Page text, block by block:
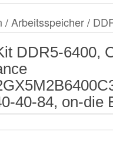
/Arbeitsspeicher/
DDR5-6400,
40-84, on-die